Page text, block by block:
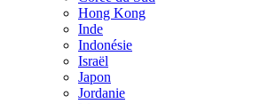
Hong Kong
Inde
Indonésie
Israël
Japon
Jordanie